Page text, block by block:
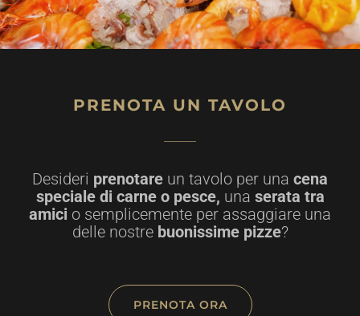
PRENOTA UN TAVOLO
Desideri prenotare un tavolo per una cena
speciale di carne o pesce, una serata tra
amici o semplicemente per assaggiare una
delle nostrebuonissime pizze?
PRENOTA ORA